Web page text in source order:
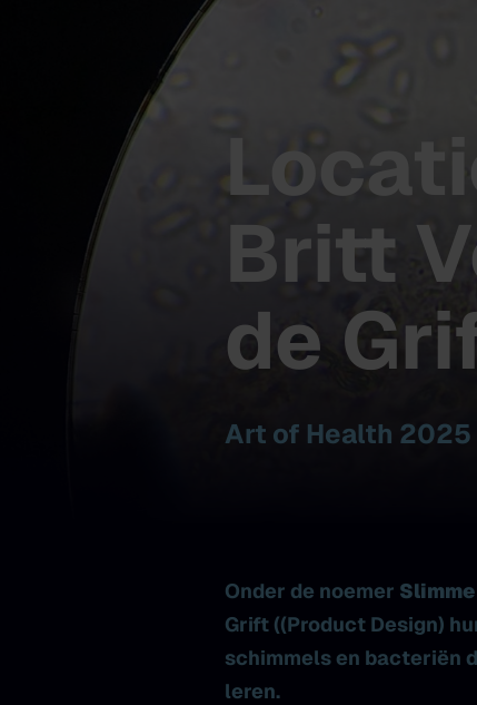
Britt
de
Art of Health 2025
Onder de noemer
Grift ((Product Design)
schimmels en bacteriën
leren.